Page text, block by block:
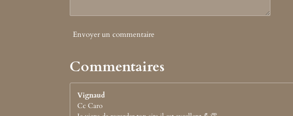
Envoyer un commentaire
Commentaires
Vignaud
Cc Caro